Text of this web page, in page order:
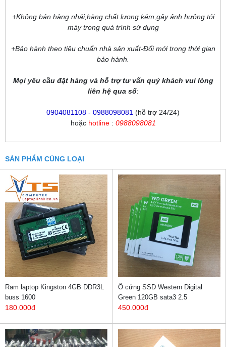
+Không bán hàng nhái,hàng chất lượng kém,gây ảnh hưởng tới
máy trong quá trình sử dụng
+Bảo hành theo tiêu chuẩn nhà sản xuất-Đổi mới trong thời gian
bảo hành.
Mọi yêu cầu đặt hàng và hỗ trợ tư vấn quý khách vui lòng
liên hệ qua số:
0904081108 - 0988098081 (hỗ trợ 24/24)
hoặc hotline: 0988098081
SẢN PHẨM CÙNG LOẠI
Ram laptop Kingston 4GB DDR3L
buss 1600
180.000đ
Ổ cứng SSD Western Digital
Green 120GB sata3 2.5
450.000đ